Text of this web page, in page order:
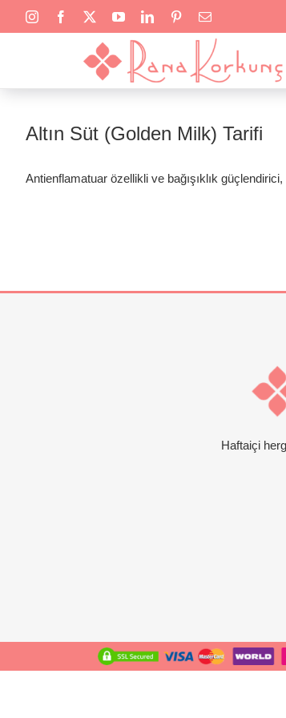
to
Altın Süt (Golden Milk) Tarifi
Antienflamatuar özellikli ve bağışıklık
Haftaiçi